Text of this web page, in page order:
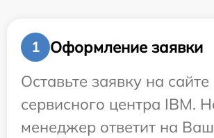
1
Оформление заявки
Оставьте заявку на сайте
сервисного центра IBM.
менеджер ответит на